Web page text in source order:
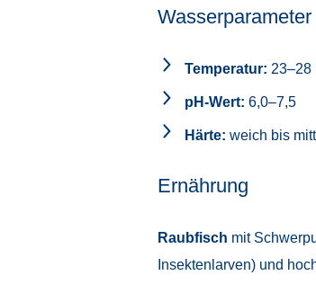
Wasserparameter
Temperatur: 23–28
pH-Wert: 6,0–7,5
Härte: weich bis
Ernährung
Raubfisch mit
Insektenlarven) und